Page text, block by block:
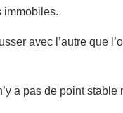
immobiles.
avec l’autre que
a pas de point stable